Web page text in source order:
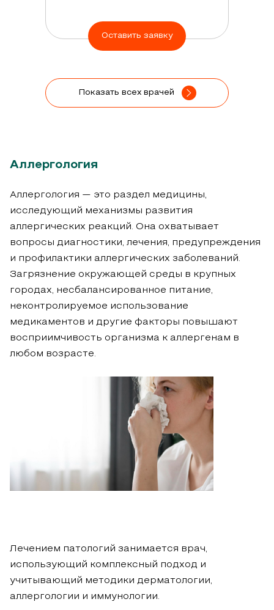
Оставить заявку
Показать всех врачей
Аллергология
Аллергология — это раздел медицины,
исследующий механизмы развития
аллергических реакций. Она охватывает
вопросы диагностики, лечения, предупреждения
и профилактики аллергических заболеваний.
Загрязнение окружающей среды в крупных
городах, несбалансированное питание,
неконтролируемое использование
медикаментов и другие факторы повышают
восприимчивость организма к аллергенам в
любом возрасте.
Лечением патологий занимается врач,
использующий комплексный подход и
учитывающий методики дерматологии,
аллергологии и иммунологии.